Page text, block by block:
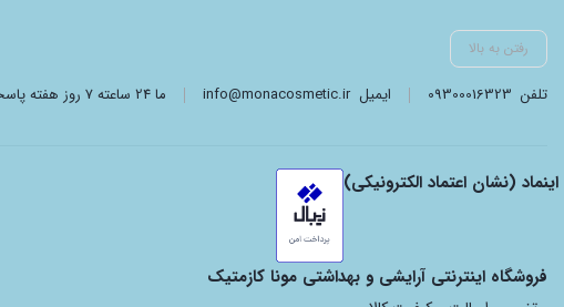
رفتن به بالا
تلفن 09300016323 ایمیلinfo@monacosmetic.ir ما 24 ساعته 7 روز هفته پاسخگوی شما هستیم. (برای ویرایش این متن به پیکربندی پوسته > تب برچسب‌ها مراجعه نمایید.)
اینماد (نشان اعتماد الکترونیکی)
فروشگاه اینترنتی آرایشی و بهداشتی مونا کازمتیک